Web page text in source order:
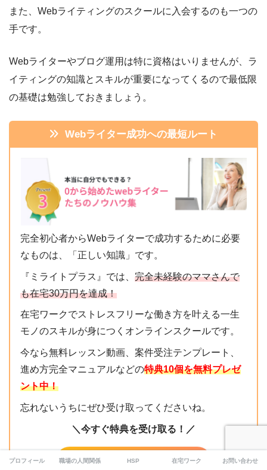
また、Webライティングのスクールに入会するのも一つの
手です。
Webライターやブログ運用は特に資格はいりませんが、ラ
イティングの知識とスキルが重要になってくるので最低限
の基礎は勉強しておきましょう。
Webライター成功への最短ルート
完全初心者からWebライターで成功するために必要
なものは、「正しい知識」です。
『ミライトプラス』では、完全未経験のママさんで
も在宅30万円を達成！
在宅ワークでストレスフリーな働き方を叶える一生
モノのスキルが身につくオンラインスクールです。
今なら無料レッスン動画、案件受注テンプレート、
進め方完全マニュアルなどの特典10個を無料プレゼ
ント中！
忘れないうちにぜひ受け取ってくださいね。
＼今すぐ特典を受け取る！／
Webライター基礎講座
プロフィール 職場の人間関係 HSP 在宅ワーク お問い合わせ